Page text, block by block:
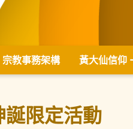
宗教事務架構 黃大仙信仰
限定活動